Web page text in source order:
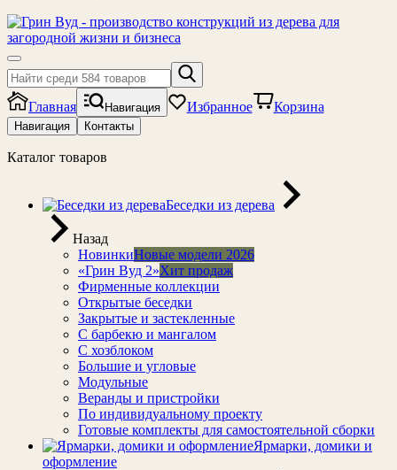
Главная Навигация Избранное Корзина
Навигация Контакты
Каталог товаров
Беседки из дерева
Назад
НовинкиНовые модели 2026
«Грин Вуд 2»Хит продаж
Фирменные коллекции
Открытые беседки
Закрытые и застекленные
С барбекю и мангалом
С хозблоком
Большие и угловые
Модульные
Веранды и пристройки
По индивидуальному проекту
Готовые комплекты для самостоятельной сборки
Ярмарки, домики и
оформление